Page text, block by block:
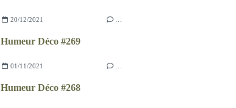
20/12/2021
Humeur Déco #269
01/11/2021
Humeur Déco #268